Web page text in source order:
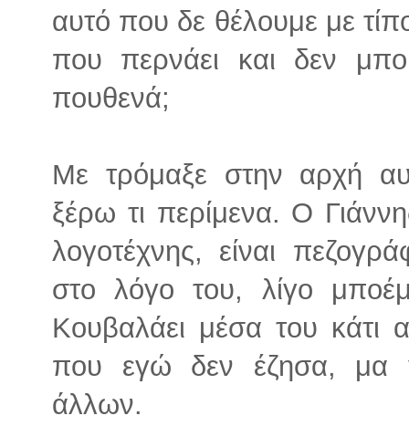
αυτό που δε θέλουμε με
που περνάει και δεν
πουθενά;
Με τρόμαξε στην αρχή
ξέρω τι περίμενα. Ο
λογοτέχνης, είναι
στο λόγο του, λίγο
Κουβαλάει μέσα του κάτι
που εγώ δεν έζησα, μα
άλλων.